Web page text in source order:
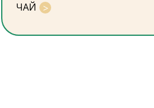
ЧАЙ